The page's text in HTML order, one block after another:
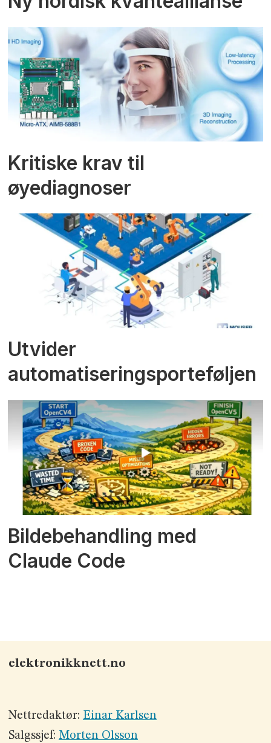
Kritiske krav til
øyediagnoser
Utvider
automatiseringsporteføljen
Bildebehandling med
Claude Code
elektronikknett.no
Nettredaktør: Einar Karlsen
Salgssjef: Morten Olsson